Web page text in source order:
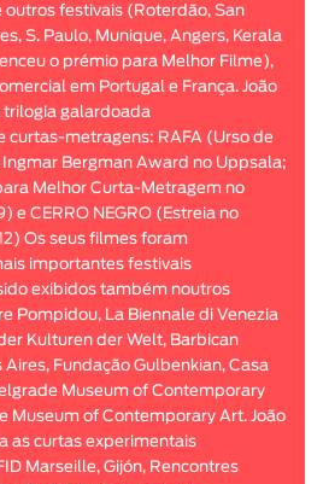
outros festivais (Roterdão, San
S. Paulo, Munique, Angers, Kerala
o prémio para Melhor Filme),
em Portugal e França. João
trilogia galardoada
curtas-metragens: RAFA (Urso de
Ingmar Bergman Award no Uppsala;
Melhor Curta-Metragem no
e CERRO NEGRO (Estreia no
Os seus filmes foram
importantes festivais
exibidos também noutros
Pompidou, La Biennale di Venezia
Kulturen der Welt, Barbican
Fundação Gulbenkian, Casa
Museum of Contemporary
Museum of Contemporary Art. João
as curtas experimentais
Marseille, Gijón, Rencontres